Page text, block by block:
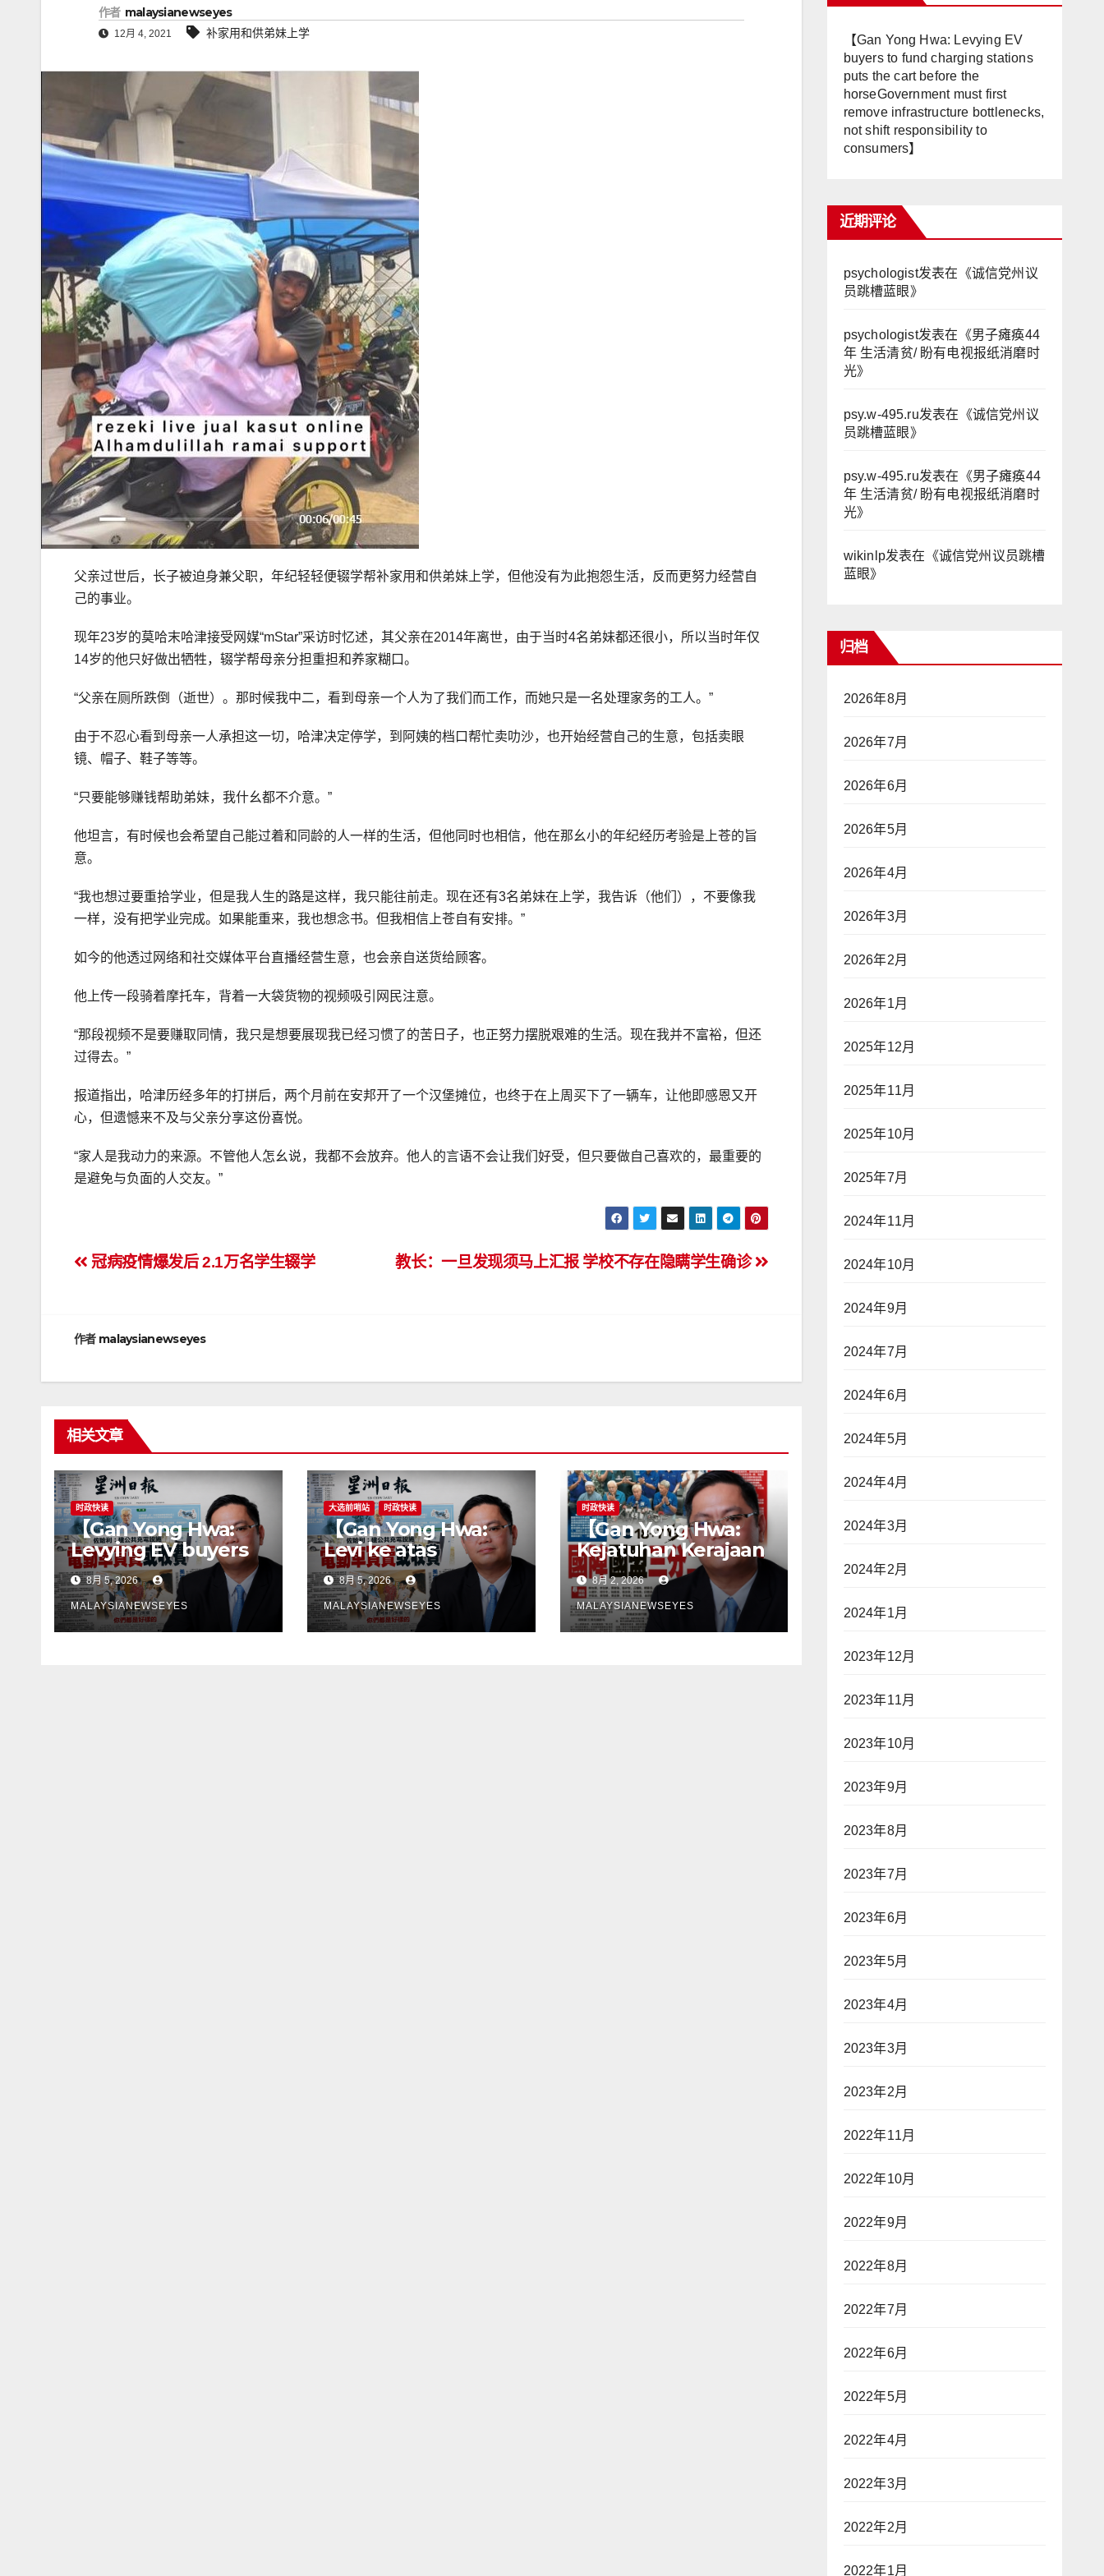
作者 malaysianewseyes
12月 4, 2021 补家用和供弟妹上学
父亲过世后，长子被迫身兼父职，年纪轻轻便辍学帮补家用和供弟妹上学，但他没有为此抱怨生活，反而更努力经营自
己的事业。
现年23岁的莫哈末哈津接受网媒“mStar”采访时忆述，其父亲在2014年离世，由于当时4名弟妹都还很小，所以当时年仅
14岁的他只好做出牺牲，辍学帮母亲分担重担和养家糊口。
“父亲在厕所跌倒（逝世）。那时候我中二，看到母亲一个人为了我们而工作，而她只是一名处理家务的工人。”
由于不忍心看到母亲一人承担这一切，哈津决定停学，到阿姨的档口帮忙卖叻沙，也开始经营自己的生意，包括卖眼
镜、帽子、鞋子等等。
“只要能够赚钱帮助弟妹，我什幺都不介意。”
他坦言，有时候也会希望自己能过着和同龄的人一样的生活，但他同时也相信，他在那幺小的年纪经历考验是上苍的旨
意。
“我也想过要重拾学业，但是我人生的路是这样，我只能往前走。现在还有3名弟妹在上学，我告诉（他们），不要像我
一样，没有把学业完成。如果能重来，我也想念书。但我相信上苍自有安排。”
如今的他透过网络和社交媒体平台直播经营生意，也会亲自送货给顾客。
他上传一段骑着摩托车，背着一大袋货物的视频吸引网民注意。
“那段视频不是要赚取同情，我只是想要展现我已经习惯了的苦日子，也正努力摆脱艰难的生活。现在我并不富裕，但还
过得去。”
报道指出，哈津历经多年的打拼后，两个月前在安邦开了一个汉堡摊位，也终于在上周买下了一辆车，让他即感恩又开
心，但遗憾来不及与父亲分享这份喜悦。
“家人是我动力的来源。不管他人怎幺说，我都不会放弃。他人的言语不会让我们好受，但只要做自己喜欢的，最重要的
是避免与负面的人交友。”
文
导
教长：一旦发现须马上汇报 学校不存在隐瞒学生确诊
冠病疫情爆发后 2.1万名学生辍学
作者 malaysianewseyes
相关文章
时政快读
【Gan Yong Hwa:
Levying EV buyers
to fund charging
stations puts the
cart before the
horseGovernment
8月 5, 2026
MALAYSIANEWSEYES
大选前哨站 时政快读
【Gan Yong Hwa:
Levi ke atas
pembeli EV untuk
membina stesen
pengecasan satu
langkah
8月 5, 2026
MALAYSIANEWSEYES
时政快读
【Gan Yong Hwa:
Kejatuhan Kerajaan
Negeri Sembilan
Adalah Undi Tidak
Percaya Terhadap
Pentadbiran Anwar
8月 2, 2026
MALAYSIANEWSEYES
【Gan Yong Hwa: Levying EV
buyers to fund charging stations
puts the cart before the
horseGovernment must first
remove infrastructure bottlenecks,
not shift responsibility to
consumers】
近期评论
psychologist发表在《诚信党州议
员跳槽蓝眼》
psychologist发表在《男子瘫痪44
年 生活清贫/ 盼有电视报纸消磨时
光》
psy.w-495.ru发表在《诚信党州议
员跳槽蓝眼》
psy.w-495.ru发表在《男子瘫痪44
年 生活清贫/ 盼有电视报纸消磨时
光》
wikinlp发表在《诚信党州议员跳槽
蓝眼》
归档
2026年8月
2026年7月
2026年6月
2026年5月
2026年4月
2026年3月
2026年2月
2026年1月
2025年12月
2025年11月
2025年10月
2025年7月
2024年11月
2024年10月
2024年9月
2024年7月
2024年6月
2024年5月
2024年4月
2024年3月
2024年2月
2024年1月
2023年12月
2023年11月
2023年10月
2023年9月
2023年8月
2023年7月
2023年6月
2023年5月
2023年4月
2023年3月
2023年2月
2022年11月
2022年10月
2022年9月
2022年8月
2022年7月
2022年6月
2022年5月
2022年4月
2022年3月
2022年2月
2022年1月